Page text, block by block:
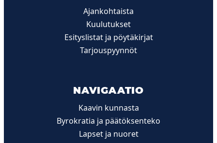
Ajankohtaista
Kuulutukset
Esityslistat ja pöytäkirjat
Tarjouspyynnöt
NAVIGAATIO
Kaavin kunnasta
Byrokratia ja päätöksenteko
Lapset ja nuoret